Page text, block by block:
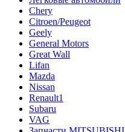
Chery
Citroen/Peugeot
Geely
General Motors
Great Wall
Lifan
Mazda
Nissan
Renault1
Subaru
VAG